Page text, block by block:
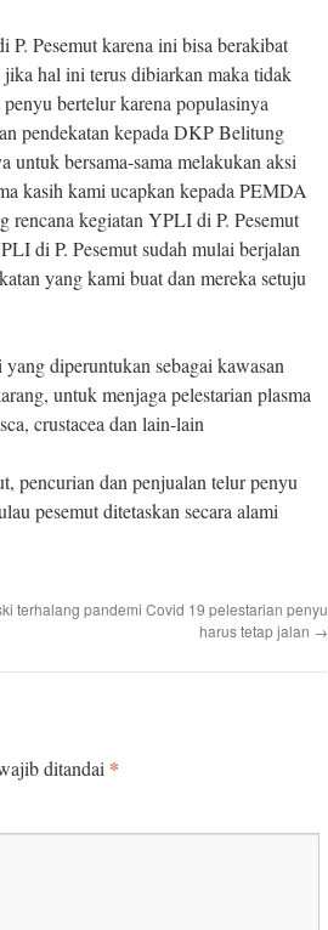
Pesemut karena ini bisa berakibat
hal ini terus dibiarkan maka tidak
bertelur karena populasinya
pendekatan kepada DKP Belitung
bersama-sama melakukan aksi
kasih kami ucapkan kepada PEMDA
rencana kegiatan YPLI di P. Pesemut
di P. Pesemut sudah mulai berjalan
yang kami buat dan mereka setuju
diperuntukan sebagai kawasan
untuk menjaga pelestarian plasma
crustacea dan lain-lain
pencurian dan penjualan telur penyu
pesemut ditetaskan secara alami
terhalang pandemi Covid 19 pelestarian penyu
harus tetap jalan →
ditandai *